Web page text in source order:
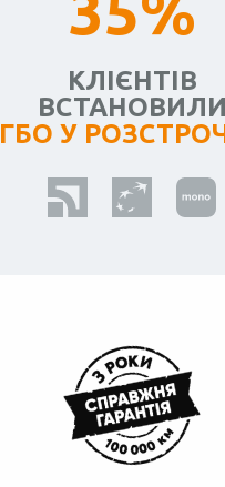
КЛІЄНТІВ
ВСТАНОВИЛИ
ГБО У